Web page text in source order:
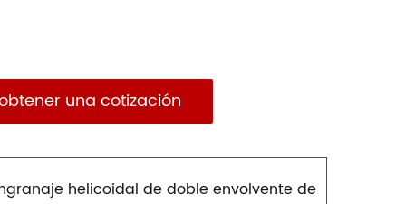
con el engranaje helicoidal
la capacidad de
de 2 a 4 veces y la eficiencia de
empresa, en colaboración
ha llevado a cabo
desde el diseño, la tecnología
y los métodos de prueba.
una cotización
helicoidal de doble envolvente de